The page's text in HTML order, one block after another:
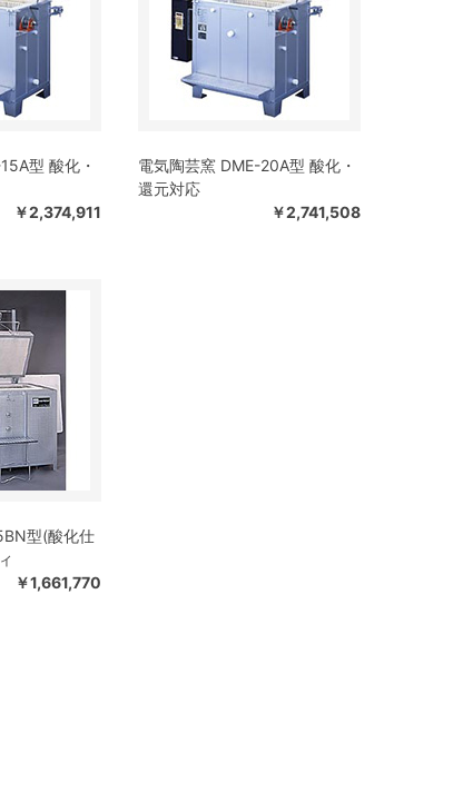
型 酸化・
￥2,374,911
電気陶芸窯 DME-20A型 酸化・
還元対応
￥2,741,508
型(酸化仕
￥1,661,770